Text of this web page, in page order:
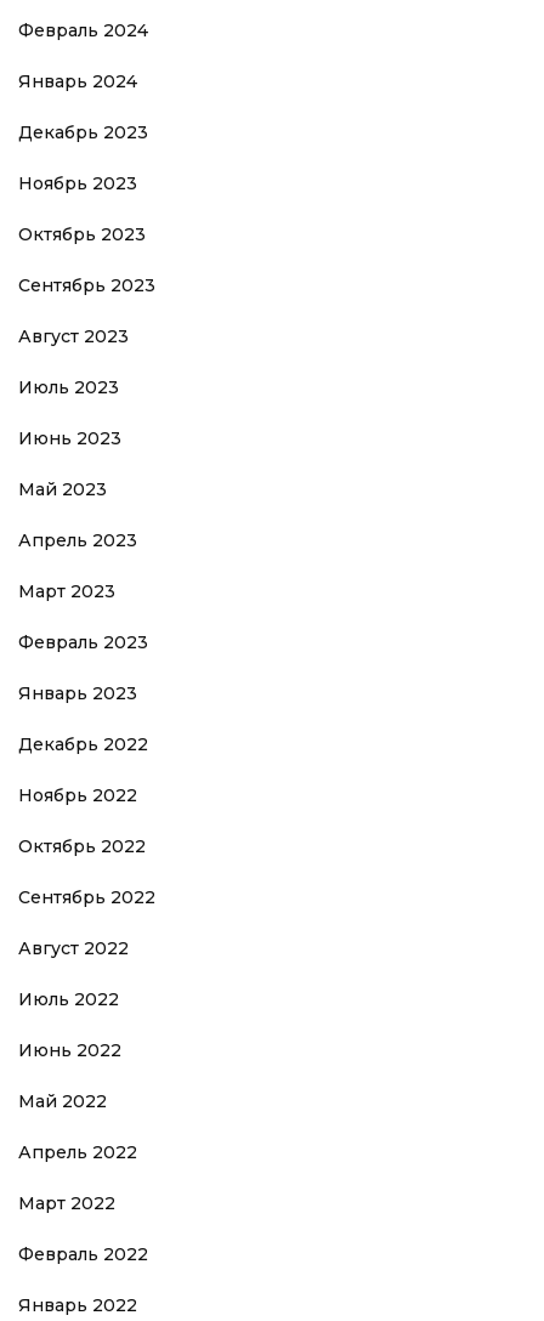
Февраль 2024
Январь 2024
Декабрь 2023
Ноябрь 2023
Октябрь 2023
Сентябрь 2023
Август 2023
Июль 2023
Июнь 2023
Май 2023
Апрель 2023
Март 2023
Февраль 2023
Январь 2023
Декабрь 2022
Ноябрь 2022
Октябрь 2022
Сентябрь 2022
Август 2022
Июль 2022
Июнь 2022
Май 2022
Апрель 2022
Март 2022
Февраль 2022
Январь 2022